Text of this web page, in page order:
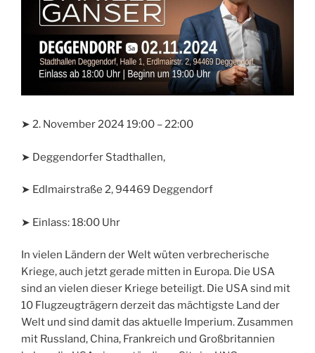
➤ 2. November 2024 19:00 – 22:00
➤ Deggendorfer Stadthallen,
➤ Edlmairstraße 2, 94469 Deggendorf
➤ Einlass: 18:00 Uhr
In vielen Ländern der Welt wüten verbrecherische
Kriege, auch jetzt gerade mitten in Europa. Die USA
sind an vielen dieser Kriege beteiligt. Die USA sind mit
10 Flugzeugträgern derzeit das mächtigste Land der
Welt und sind damit das aktuelle Imperium. Zusammen
mit Russland, China, Frankreich und Großbritannien